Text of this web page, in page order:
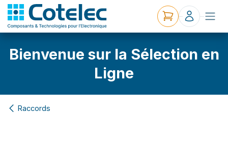
Bienvenue sur la Sélection en
Ligne
Raccords